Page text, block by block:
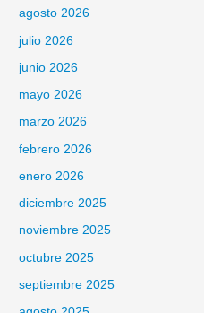
agosto 2026
julio 2026
junio 2026
mayo 2026
marzo 2026
febrero 2026
enero 2026
diciembre 2025
noviembre 2025
octubre 2025
septiembre 2025